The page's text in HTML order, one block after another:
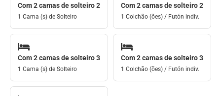
Com 2 camas de solteiro 2
1 Cama (s) de Solteiro
Com 2 camas de solteiro 2
1 Colchão (ões) / Futón indiv.
Com 2 camas de solteiro 3
1 Cama (s) de Solteiro
Com 2 camas de solteiro 3
1 Colchão (ões) / Futón indiv.